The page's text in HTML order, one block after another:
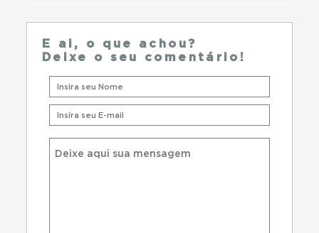
E ai, o que achou?
Deixe o seu comentário!